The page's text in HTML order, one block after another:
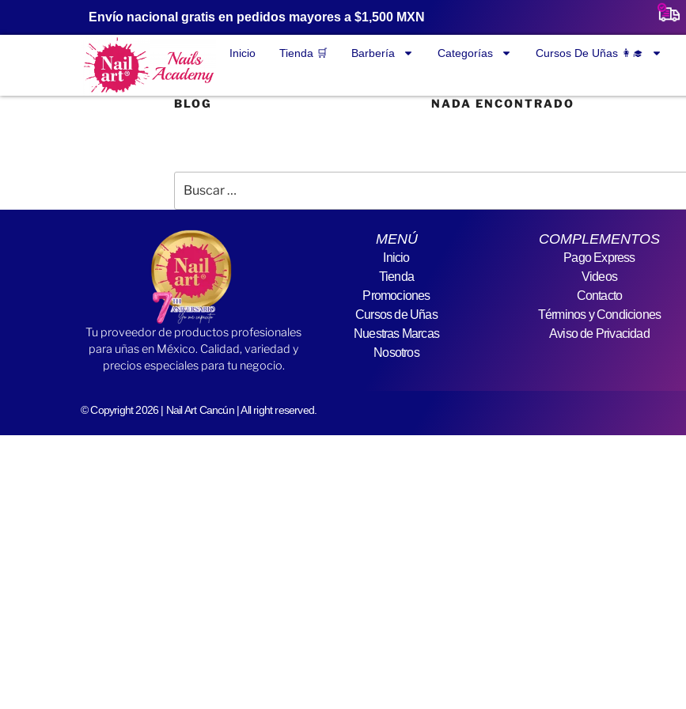
Envío nacional gratis en pedidos mayores a $1,500 MXN
Inicio Tienda 🛒 Barbería Categorías Cursos De Uñas 👩‍🎓
BLOG NADA ENCONTRADO
Tu proveedor de productos profesionales
para uñas en México. Calidad, variedad y
precios especiales para tu negocio.
MENÚ
Inicio
Tienda
Promociones
Cursos de Uñas
Nuestras Marcas
Nosotros
COMPLEMENTOS
Pago Express
Videos
Contacto
Términos y Condiciones
Aviso de Privacidad
© Copyright 2026 | Nail Art Cancún | All right reserved.